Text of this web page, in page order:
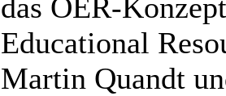
das OER-
Educational
Martin Quandt